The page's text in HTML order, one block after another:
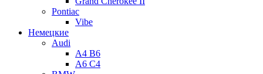
Pontiac
Vibe
Немецкие
Audi
A4 B6
A6 C4